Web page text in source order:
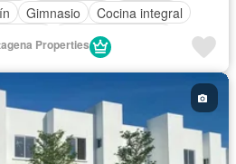
Gimnasio
Cocina integral
Cuarto de servicio
Properties